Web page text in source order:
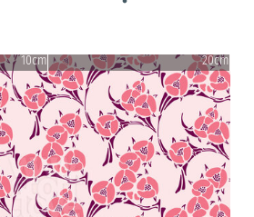
10cm 20cm